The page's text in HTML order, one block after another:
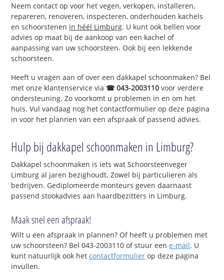
Neem contact op voor het vegen, verkopen, installeren,
repareren, renoveren, inspecteren, onderhouden kachels
en schoorstenen in héél Limburg. U kunt ook bellen voor
advies op maat bij de aankoop van een kachel of
aanpassing van uw schoorsteen. Ook bij een lekkende
schoorsteen.
Heeft u vragen aan of over een dakkapel schoonmaken? Bel
met onze klantenservice via ☎ 043-2003110 voor verdere
ondersteuning. Zo voorkomt u problemen in en om het
huis. Vul vandaag nog het contactformulier op deze pagina
in voor het plannen van een afspraak of passend advies.
Hulp bij dakkapel schoonmaken in Limburg?
Dakkapel schoonmaken is iets wat Schoorsteenveger
Limburg al jaren bezighoudt. Zowel bij particulieren als
bedrijven. Gediplomeerde monteurs geven daarnaast
passend stookadvies aan haardbezitters in Limburg.
Maak snel een afspraak!
Wilt u een afspraak in plannen? Of heeft u problemen met
uw schoorsteen? Bel 043-2003110 of stuur eene-mail. U
kunt natuurlijk ook hetcontactformulier op deze pagina
invullen.